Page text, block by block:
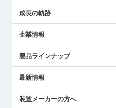
成長の軌跡
企業情報
ごあいさつ
受賞履歴
採用情報
製品ラインナップ
ツールセッタ製品
エアマイクロセンサ製品
最新情報
メトロールの技術
装置メーカーの方へ